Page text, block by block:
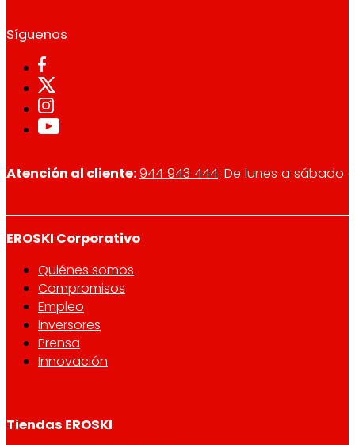
Síguenos
Atención al cliente:944 943 444. De lunes a sábado
EROSKI Corporativo
Quiénes somos
Compromisos
Empleo
Inversores
Prensa
Innovación
Tiendas EROSKI